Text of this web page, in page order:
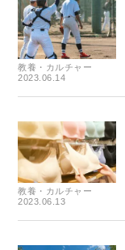
教養・カルチャー
2023.06.14
教養・カルチャー
2023.06.13